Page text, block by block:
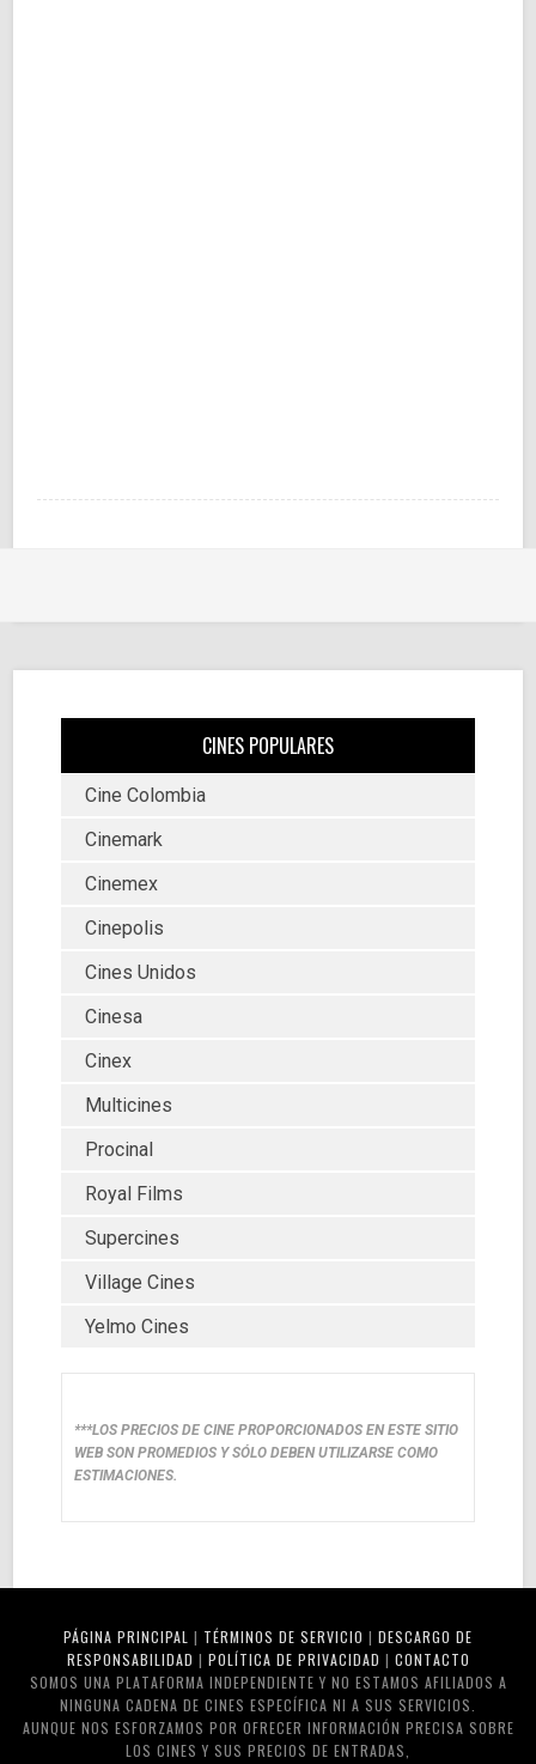
CINES POPULARES
Cine Colombia
Cinemark
Cinemex
Cinepolis
Cines Unidos
Cinesa
Cinex
Multicines
Procinal
Royal Films
Supercines
Village Cines
Yelmo Cines
***LOS PRECIOS DE CINE PROPORCIONADOS EN ESTE SITIO
WEB SON PROMEDIOS Y SÓLO DEBEN UTILIZARSE COMO
ESTIMACIONES.
PÁGINA PRINCIPAL | TÉRMINOS DE SERVICIO | DESCARGO DE
RESPONSABILIDAD | POLÍTICA DE PRIVACIDAD | CONTACTO
SOMOS UNA PLATAFORMA INDEPENDIENTE Y NO ESTAMOS AFILIADOS A
NINGUNA CADENA DE CINES ESPECÍFICA NI A SUS SERVICIOS.
AUNQUE NOS ESFORZAMOS POR OFRECER INFORMACIÓN PRECISA SOBRE
LOS CINES Y SUS PRECIOS DE ENTRADAS,